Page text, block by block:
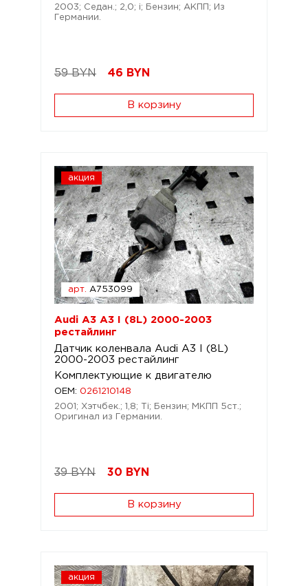
2003; Седан.; 2,0; i; Бензин; АКПП; Из
Германии.
59 BYN 46 BYN
В корзину
акция
арт. A753099
Audi A3 A3 I (8L) 2000-2003
рестайлинг
Датчик коленвала Audi A3 I (8L)
2000-2003 рестайлинг
Комплектующие к двигателю
OEM: 0261210148
2001; Хэтчбек.; 1,8; Ti; Бензин; МКПП 5ст.;
Оригинал из Германии.
39 BYN 30 BYN
В корзину
акция